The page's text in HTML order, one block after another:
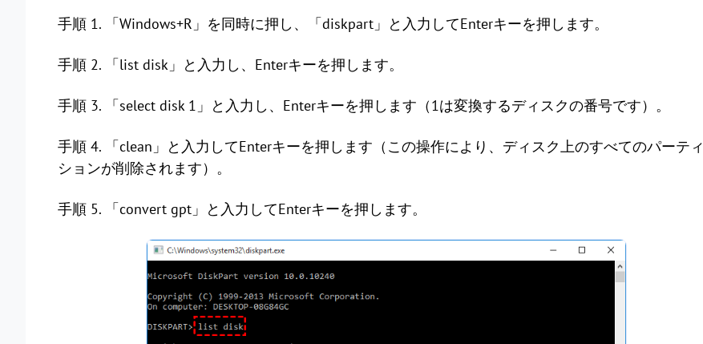
手順 1. 「Windows+R」を同時に押し、「diskpart」と入力してEnterキーを押します。
手順 2. 「list disk」と入力し、Enterキーを押します。
手順 3. 「select disk 1」と入力し、Enterキーを押します（1は変換するディスクの番号です）。
手順 4. 「clean」と入力してEnterキーを押します（この操作により、ディスク上のすべてのパーティ
ションが削除されます）。
手順 5. 「convert gpt」と入力してEnterキーを押します。